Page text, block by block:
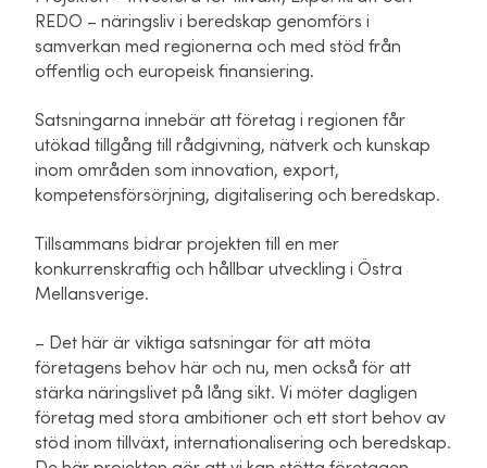
REDO – näringsliv i beredskap genomförs i
samverkan med regionerna och med stöd från
offentlig och europeisk finansiering.
Satsningarna innebär att företag i regionen får
utökad tillgång till rådgivning, nätverk och kunskap
inom områden som innovation, export,
kompetensförsörjning, digitalisering och beredskap.
Tillsammans bidrar projekten till en mer
konkurrenskraftig och hållbar utveckling i Östra
Mellansverige.
– Det här är viktiga satsningar för att möta
företagens behov här och nu, men också för att
stärka näringslivet på lång sikt. Vi möter dagligen
företag med stora ambitioner och ett stort behov av
stöd inom tillväxt, internationalisering och beredskap.